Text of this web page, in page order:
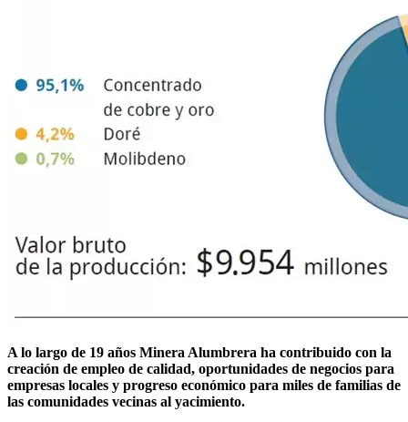
A lo largo de 19 años Minera Alumbrera ha contribuido con la
creación de empleo de calidad, oportunidades de negocios para
empresas locales y progreso económico para miles de familias de
las comunidades vecinas al yacimiento.